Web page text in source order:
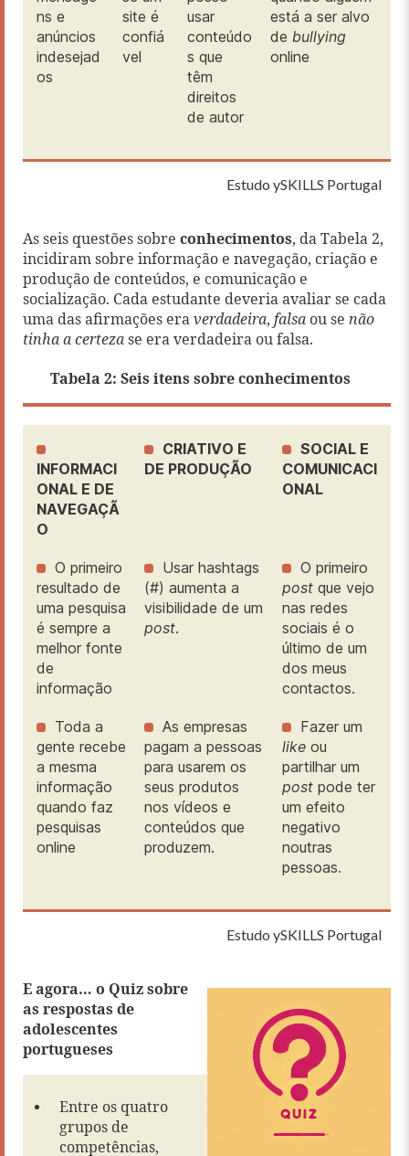
ns e
anúncios
indesejad
os
site é
confiá
vel
usar
conteúdo
s que
têm
direitos
de autor
está a ser alvo
de bullying
online
Estudo ySKILLS Portugal
As seis questões sobre conhecimentos, da Tabela 2,
incidiram sobre informação e navegação, criação e
produção de conteúdos, e comunicação e
socialização. Cada estudante deveria avaliar se cada
uma das afirmações era verdadeira, falsa ou se não
tinha a certeza se era verdadeira ou falsa.
Tabela 2: Seis itens sobre conhecimentos
INFORMACI
ONAL E DE
NAVEGAÇÃ
O
CRIATIVO E
DE PRODUÇÃO
SOCIAL E
COMUNICACI
ONAL
O primeiro
resultado de
uma pesquisa
é sempre a
melhor fonte
de
informação
Usar hashtags
(#) aumenta a
visibilidade de um
post.
O primeiro
post que vejo
nas redes
sociais é o
último de um
dos meus
contactos.
Toda a
gente recebe
a mesma
informação
quando faz
pesquisas
online
As empresas
pagam a pessoas
para usarem os
seus produtos
nos vídeos e
conteúdos que
produzem.
Fazer um
like ou
partilhar um
post pode ter
um efeito
negativo
noutras
pessoas.
Estudo ySKILLS Portugal
E agora… o Quiz sobre
as respostas de
adolescentes
portugueses
Entre os quatro
grupos de
competências,